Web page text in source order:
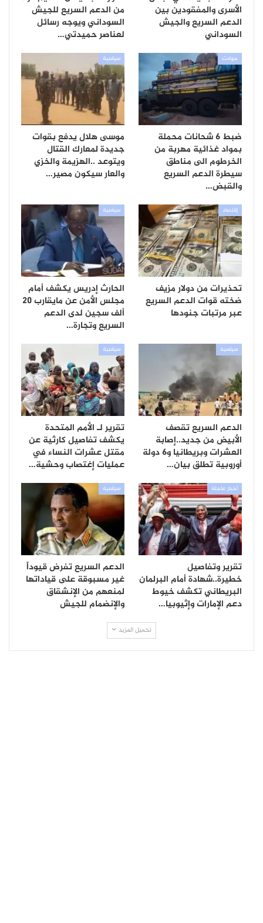
الأسرى والمفقودين بين
الدعم السريع والجيش
السوداني
من الدعم السريع للجيش
السوداني ويوجه رسائل
لعناصر حميدتي…
حوادث
ضبط 6 شحانات محملة
بمواد غذائية مهربة من
الخرطوم الى مناطق
سيطرة الدعم السريع
والقبض…
سياسية
موسى هلال يدفع بقوات
جديدة لمعارك القتال
ويتوعد ..الهزيمة والخزي
والعار سيكون مصير…
إقتصاد
تحذيرات من دولار مزيف
ضخته قوات الدعم السريع
عبر مرتبات جنودها
سياسية
الحارث إدريس يكشف أمام
مجلس الأمن عن مايقارب 20
ألف سجين لدى الدعم
السريع وتجارة…
سياسية
الدعم السريع تقصف
الأبيض من جديد..إصابة
العشرات وبريطانيا و6 دولة
أوروبية تطلق بيان…
سياسية
تقرير لـ الأمم المتحدة
يكشف تفاصيل كارثية عن
مقتل عشرات النساء في
عمليات إغتصاب وحشية…
أخبار عاجلة
تقرير وتفاصيل
خطيرة..شهادة أمام البرلمان
البريطاني تكشف خيوط
دعم الإمارات وإثيوبيا…
سياسية
الدعم السريع تفرض قيوداً
غير مسبوقة على قياداتها
لمنعهم من الإنشقاق
والإنضمام للجيش
تحميل المزيد